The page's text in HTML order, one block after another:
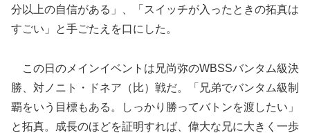
分以上の自信がある」、「スイッチが入ったときの拓真は
すごい」と手ごたえを口にした。
この日のメインイベントは兄尚弥のWBSSバンタム級決
勝、対ノニト・ドネア（比）戦だ。「兄弟でバンタム級制
覇をいう目標もある。しっかり勝ってバトンを渡したい」
と拓真。成長のほどを証明すれば、偉大な兄に大きく一歩